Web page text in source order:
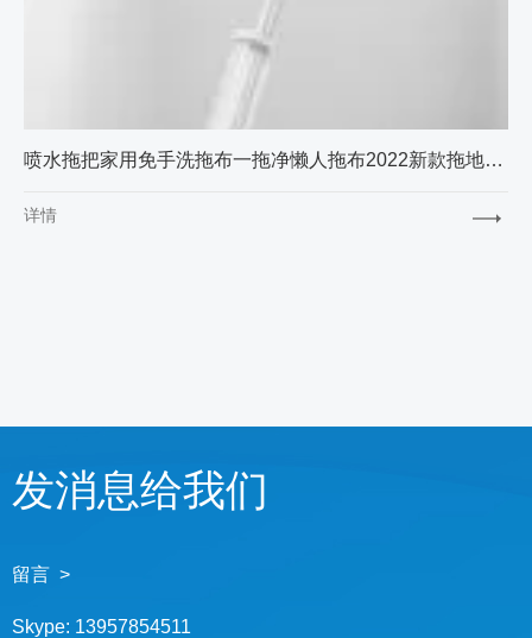
喷水拖把家用免手洗拖布一拖净懒人拖布2022新款拖地神器平板拖把
详情
发消息给我们
留言 >
Skype: 13957854511